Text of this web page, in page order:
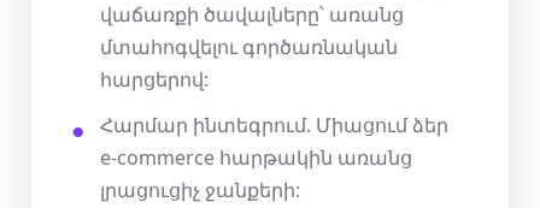
վաճառքի ծավալները՝ առանց
մտահոգվելու գործառնական
հարցերով:
Հարմար ինտեգրում. Միացում ձեր
e-commerce հարթակին առանց
լրացուցիչ ջանքերի: